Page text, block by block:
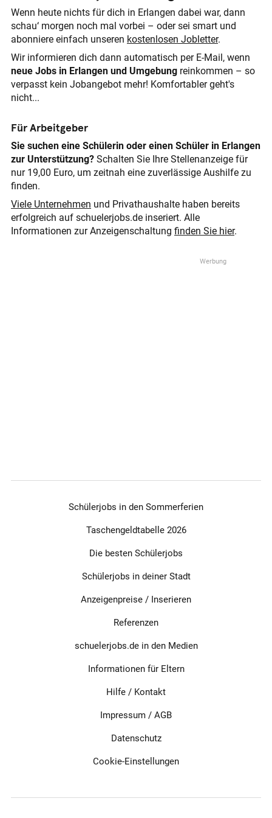
hilfsbereit und zuverlässig Freude an der Zusammenarbeit
mit Menschen Deine Vorteile: perfekter Arbeitgeber für
Schüler, Studierende und Auszubildende flexible
Zeiteinteilung fairer Stundenlohn 13,00€ bis 16,00€ pro
Stunde, Trinkgeld gehört zu 100% dir Arbeite direkt in deiner
Nähe! durch deine Hilfe bist du eine große Unterstützung im
Alltag der Kunden und bereitest diesen eine große Freude!
Hier bewerben: https://helfer.juhi.de
Wenn heute nichts für dich in Erlangen dabei war, dann
schau‘ morgen noch mal vorbei – oder sei smart und
abonniere einfach unseren kostenlosen Jobletter.
Wir informieren dich dann automatisch per E-Mail, wenn
neue Jobs in Erlangen und Umgebung reinkommen – so
verpasst kein Jobangebot mehr! Komfortabler geht's
nicht...
Für Arbeitgeber
Sie suchen eine Schülerin oder einen Schüler in Erlangen
zur Unterstützung? Schalten Sie Ihre Stellenanzeige für
nur 19,00 Euro, um zeitnah eine zuverlässige Aushilfe zu
finden.
Viele Unternehmen und Privathaushalte haben bereits
erfolgreich auf schuelerjobs.de inseriert. Alle
Informationen zur Anzeigenschaltung finden Sie hier.
Schülerjobs in den Sommerferien
Taschengeldtabelle 2026
Die besten Schülerjobs
Schülerjobs in deiner Stadt
Anzeigenpreise / Inserieren
Referenzen
schuelerjobs.de in den Medien
Informationen für Eltern
Hilfe / Kontakt
Impressum / AGB
Datenschutz
Cookie-Einstellungen